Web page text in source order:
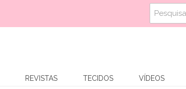
REVISTAS TECIDOS VÍDEOS